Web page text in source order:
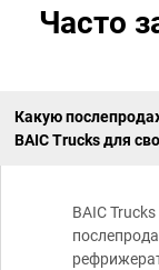
Часто
Какую
BAIC Trucks для
BAIC